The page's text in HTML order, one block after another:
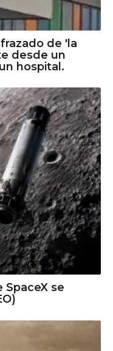
de 'la
desde un
hospital.
se